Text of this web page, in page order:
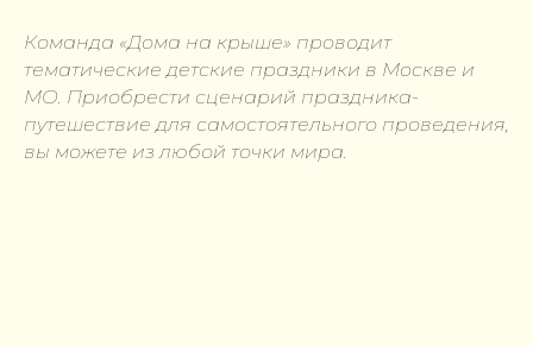
Команда «Дома на крыше» проводит
тематические детские праздники в Москве и
МО. Приобрести сценарий праздника-
путешествие для самостоятельного проведения,
вы можете из любой точки мира.